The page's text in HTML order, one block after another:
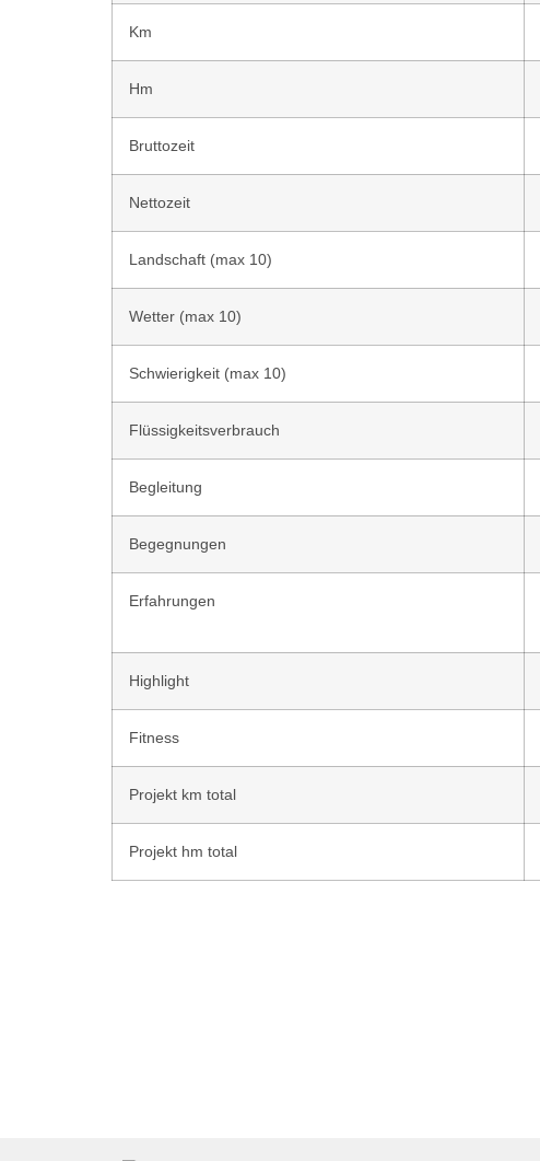
Km
Hm
Bruttozeit
Nettozeit
Landschaft (max 10)
Wetter (max 10)
Schwierigkeit (max 10)
Flüssigkeitsverbrauch
Begleitung
Begegnungen
Erfahrungen
Highlight
Fitness
Projekt km total
Projekt hm total